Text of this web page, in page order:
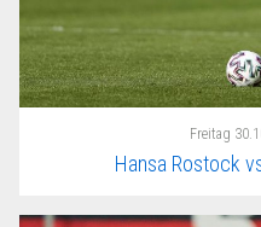
Freitag
Hansa Rostock